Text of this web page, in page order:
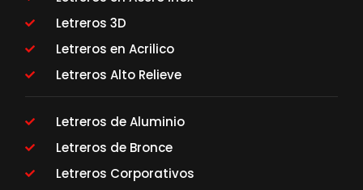
Letreros 3D
Letreros en Acrilico
Letreros Alto Relieve
Letreros de Aluminio
Letreros de Bronce
Letreros Corporativos